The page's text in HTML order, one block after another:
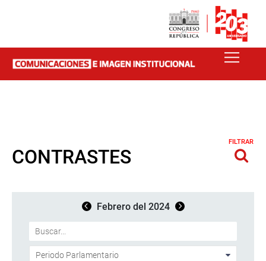
CONTRASTES
FILTRAR
Febrero del 2024